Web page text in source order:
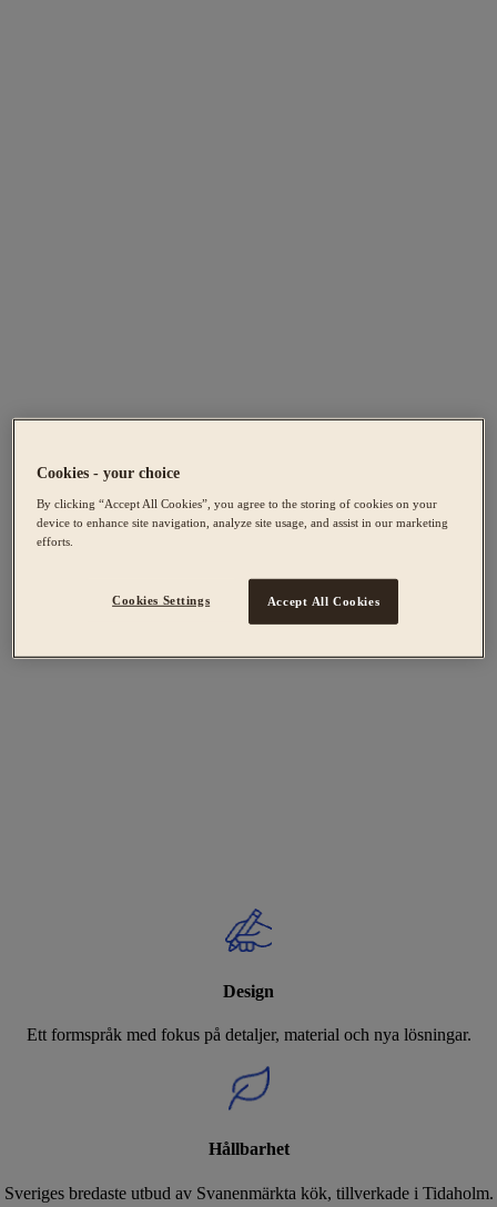
Design
Ett formspråk med fokus på detaljer, material och nya lösningar.
Hållbarhet
Sveriges bredaste utbud av Svanenmärkta kök, tillverkade i Tidaholm.
Cookies - your choice
By clicking “Accept All Cookies”, you agree to the storing of cookies on your
device to enhance site navigation, analyze site usage, and assist in our marketing
efforts.
Cookies Settings Accept All Cookies